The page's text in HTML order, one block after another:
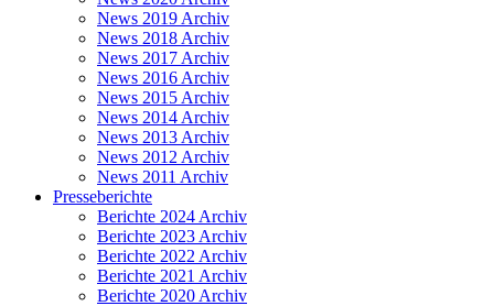
News 2019 Archiv
News 2018 Archiv
News 2017 Archiv
News 2016 Archiv
News 2015 Archiv
News 2014 Archiv
News 2013 Archiv
News 2012 Archiv
News 2011 Archiv
Presseberichte
Berichte 2024 Archiv
Berichte 2023 Archiv
Berichte 2022 Archiv
Berichte 2021 Archiv
Berichte 2020 Archiv